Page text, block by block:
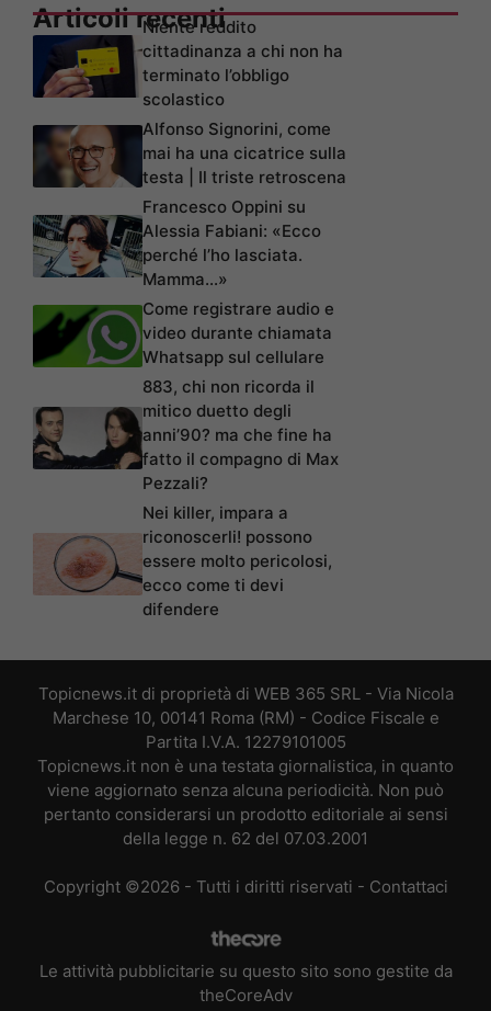
Articoli recenti
Niente reddito
cittadinanza a chi non ha
terminato l’obbligo
scolastico
Alfonso Signorini, come
mai ha una cicatrice sulla
testa | Il triste retroscena
Francesco Oppini su
Alessia Fabiani: «Ecco
perché l’ho lasciata.
Mamma…»
Come registrare audio e
video durante chiamata
Whatsapp sul cellulare
883, chi non ricorda il
mitico duetto degli
anni’90? ma che fine ha
fatto il compagno di Max
Pezzali?
Nei killer, impara a
riconoscerli! possono
essere molto pericolosi,
ecco come ti devi
difendere
Topicnews.it di proprietà di WEB 365 SRL - Via Nicola
Marchese 10, 00141 Roma (RM) - Codice Fiscale e
Partita I.V.A. 12279101005
Topicnews.it non è una testata giornalistica, in quanto
viene aggiornato senza alcuna periodicità. Non può
pertanto considerarsi un prodotto editoriale ai sensi
della legge n. 62 del 07.03.2001
Copyright ©2026 - Tutti i diritti riservati - Contattaci
Le attività pubblicitarie su questo sito sono gestite da
theCoreAdv